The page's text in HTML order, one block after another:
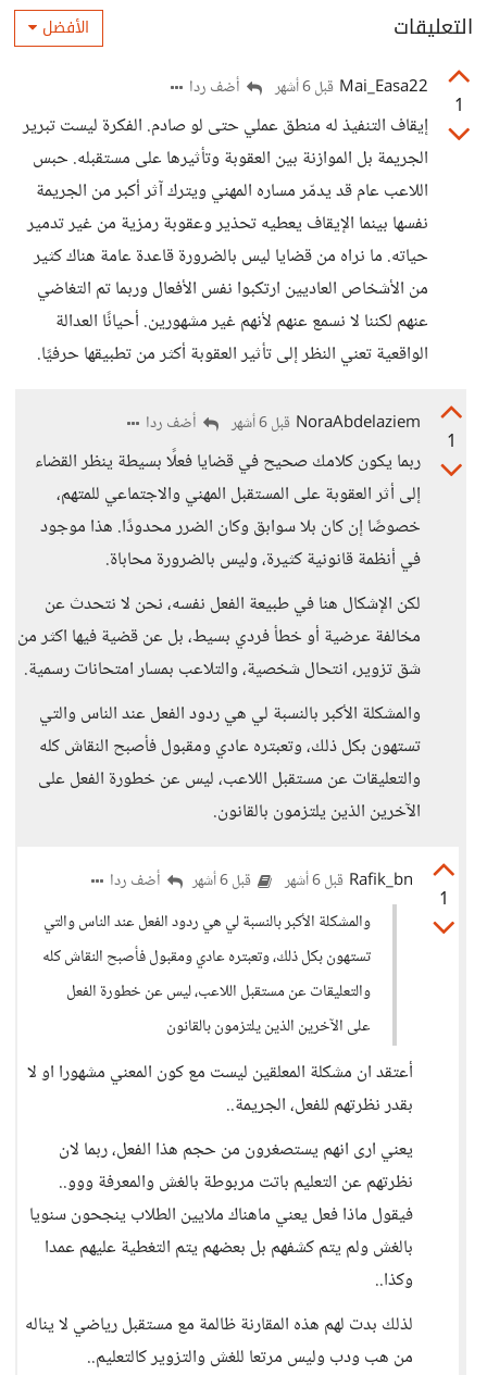
التعليقات الأفضل
1
Mai_Easa22 قبل 6 أشهر أضف ردا
إيقاف التنفيذ له منطق عملي حتى لو صادم. الفكرة ليست تبرير
الجريمة بل الموازنة بين العقوبة وتأثيرها على مستقبله. حبس
اللاعب عام قد يدمّر مساره المهني ويترك آثر أكبر من الجريمة
نفسها بينما الإيقاف يعطيه تحذير وعقوبة رمزية من غير تدمير
حياته. ما نراه من قضايا ليس بالضرورة قاعدة عامة هناك كثير
من الأشخاص العاديين ارتكبوا نفس الأفعال وربما تم التغاضي
عنهم لكننا لا نسمع عنهم لأنهم غير مشهورين. أحيانًا العدالة
الواقعية تعني النظر إلى تأثير العقوبة أكثر من تطبيقها حرفيًا.
1
NoraAbdelaziem قبل 6 أشهر أضف ردا
ربما يكون كلامك صحيح في قضايا فعلًا بسيطة ينظر القضاء
إلى أثر العقوبة على المستقبل المهني والاجتماعي للمتهم،
خصوصًا إن كان بلا سوابق وكان الضرر محدودًا. هذا موجود
في أنظمة قانونية كثيرة، وليس بالضرورة محاباة.
لكن الإشكال هنا في طبيعة الفعل نفسه، نحن لا نتحدث عن
مخالفة عرضية أو خطأ فردي بسيط، بل عن قضية فيها اكثر من
شق تزوير، انتحال شخصية، والتلاعب بمسار امتحانات رسمية.
والمشكلة الأكبر بالنسبة لي هي ردود الفعل عند الناس والتي
تستهون بكل ذلك، وتعبتره عادي ومقبول فأصبح النقاش كله
والتعليقات عن مستقبل اللاعب، ليس عن خطورة الفعل على
الآخرين الذين يلتزمون بالقانون.
1
Rafik_bn قبل 6 أشهر قبل 6 أشهر
أضف ردا
والمشكلة الأكبر بالنسبة لي هي ردود الفعل عند الناس والتي
تستهون بكل ذلك، وتعبتره عادي ومقبول فأصبح النقاش كله
والتعليقات عن مستقبل اللاعب، ليس عن خطورة الفعل
على الآخرين الذين يلتزمون بالقانون
أعتقد ان مشكلة المعلقين ليست مع كون المعني مشهورا او لا
بقدر نظرتهم للفعل، الجريمة..
يعني ارى انهم يستصغرون من حجم هذا الفعل، ربما لان
نظرتهم عن التعليم باتت مربوطة بالغش والمعرفة ووو..
فيقول ماذا فعل يعني ماهناك ملايين الطلاب ينجحون سنويا
بالغش ولم يتم كشفهم بل بعضهم يتم التغطية عليهم عمدا
وكذا..
لذلك بدت لهم هذه المقارنة ظالمة مع مستقبل رياضي لا يناله
من هب ودب وليس مرتعا للغش والتزوير كالتعليم..